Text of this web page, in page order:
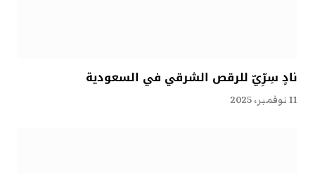
نادٍ سِرِّيّ للرقص الشرقي في السعودية
11 نوفمبر، 2025